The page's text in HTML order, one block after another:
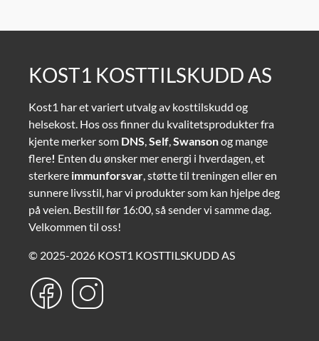
KOST1 KOSTTILSKUDD AS
Kost1 har et variert utvalg av kosttilskudd og
helsekost. Hos oss finner du kvalitetsprodukter fra
kjente merker som DNS Self Swansonog mange
flere! Enten du ønsker mer energi i hverdagen, et
sterkere immunforsvar , støtte til treningen eller en
sunnere livsstil, har vi produkter som kan hjelpe deg
på veien. Bestill før 16:00, så sender vi samme dag.
Velkommen til oss!
© 2025-2026 KOST1 KOSTTILSKUDD AS